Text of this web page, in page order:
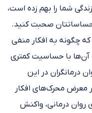
شما را بهم زده است،
احساساتتان صحبت کنید.
چگونه به افکار منفی
آن‌ها با حساسیت کمتری
درمانگران در این
معرض محرک‌های افکار
درمانی، واکنش